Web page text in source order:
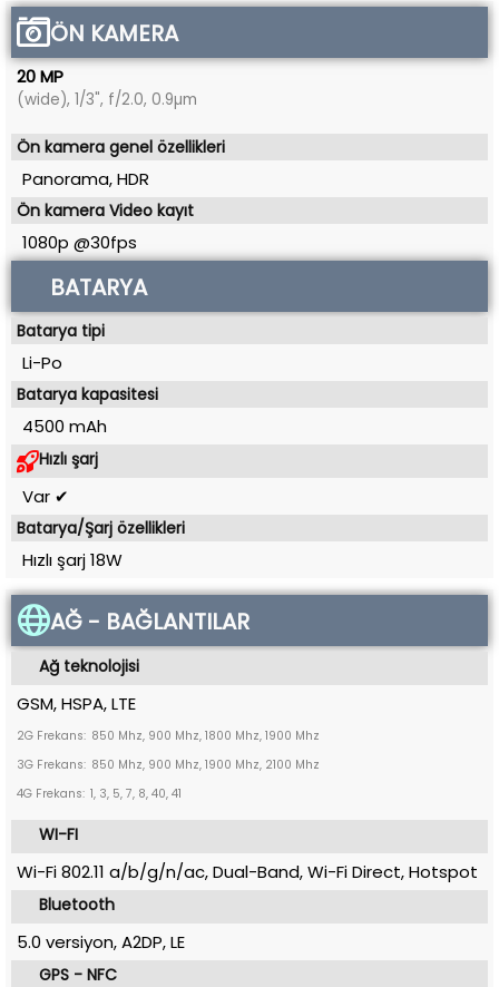
ÖN KAMERA
20 MP
(wide), 1/3", f/2.0, 0.9µm
Ön kamera genel özellikleri
Panorama, HDR
Ön kamera Video kayıt
1080p @30fps
BATARYA
Batarya tipi
Li-Po
Batarya kapasitesi
4500 mAh
Hızlı şarj
Var ✔
Batarya/Şarj özellikleri
Hızlı şarj 18W
AĞ - BAĞLANTILAR
Ağ teknolojisi
GSM, HSPA, LTE
2G Frekans: 850 Mhz, 900 Mhz, 1800 Mhz, 1900 Mhz
3G Frekans: 850 Mhz, 900 Mhz, 1900 Mhz, 2100 Mhz
4G Frekans: 1, 3, 5, 7, 8, 40, 41
WI-FI
Wi-Fi 802.11 a/b/g/n/ac, Dual-Band, Wi-Fi Direct, Hotspot
Bluetooth
5.0 versiyon, A2DP, LE
GPS - NFC